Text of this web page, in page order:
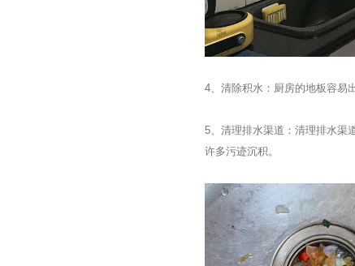
4、清除积水：厨房的地板容易
5、清理排水渠道：清理排水渠
许多污迹沉积。